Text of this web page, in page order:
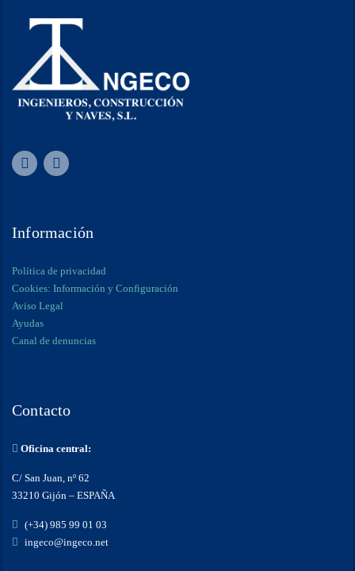
Información
Política de privacidad
Cookies: Información y Configuración
Aviso Legal
Ayudas
Canal de denuncias
Contacto
Oficina central:
C/ San Juan, nº 62
33210 Gijón – ESPAÑA
(+34) 985 99 01 03
ingeco@ingeco.net